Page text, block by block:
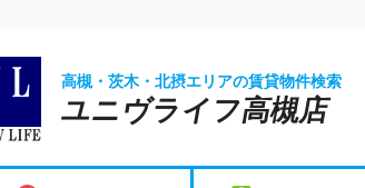
高槻・茨木・北摂エリアの賃貸物件検索
ユニヴライフ高槻店